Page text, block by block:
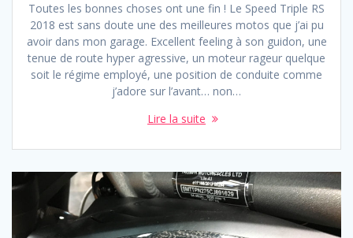
Toutes les bonnes choses ont une fin ! Le Speed Triple RS
2018 est sans doute une des meilleures motos que j’ai pu
avoir dans mon garage. Excellent feeling à son guidon, une
tenue de route hyper agressive, un moteur rageur quelque
soit le régime employé, une position de conduite comme
j’adore sur l’avant… non…
Lire la suite